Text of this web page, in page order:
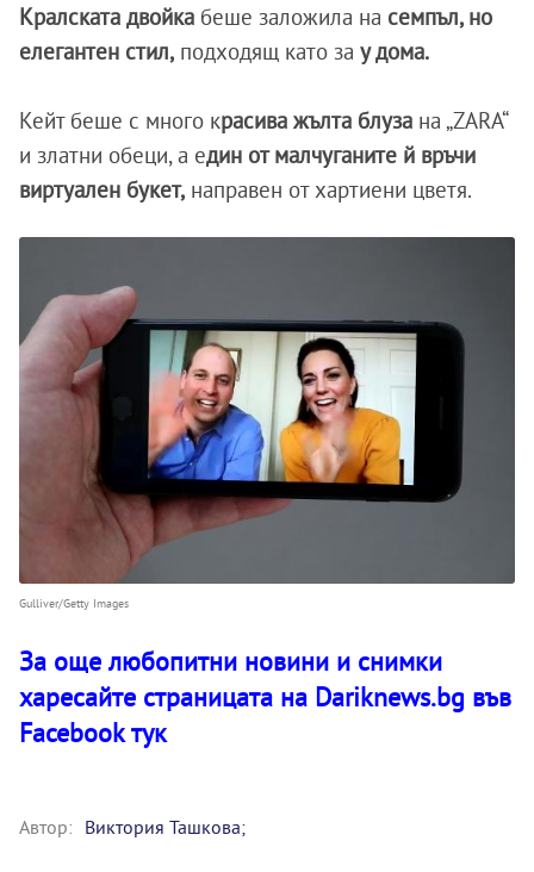
Кралската двойка беше заложила на семпъл, но
елегантен стил, подходящ като за у дома.
Кейт беше с много красива жълта блуза на „ZARA“
и златни обеци, а един от малчуганите й връчи
виртуален букет, направен от хартиени цветя.
Gulliver/Getty Images
За още любопитни новини и снимки
харесайте страницата на Dariknews.bg във
Facebook тук
Автор: Виктория Ташкова;